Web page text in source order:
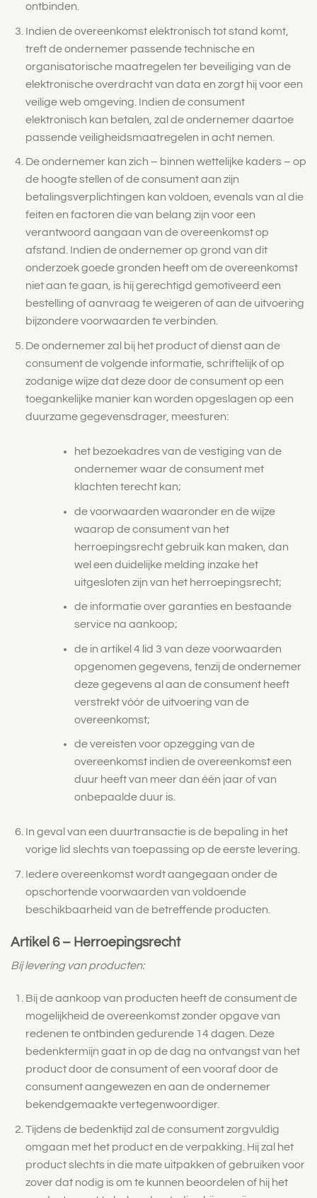
ontbinden.
Indien de overeenkomst elektronisch tot stand komt,
treft de ondernemer passende technische en
organisatorische maatregelen ter beveiliging van de
elektronische overdracht van data en zorgt hij voor een
veilige web omgeving. Indien de consument
elektronisch kan betalen, zal de ondernemer daartoe
passende veiligheidsmaatregelen in acht nemen.
De ondernemer kan zich – binnen wettelijke kaders – op
de hoogte stellen of de consument aan zijn
betalingsverplichtingen kan voldoen, evenals van al die
feiten en factoren die van belang zijn voor een
verantwoord aangaan van de overeenkomst op
afstand. Indien de ondernemer op grond van dit
onderzoek goede gronden heeft om de overeenkomst
niet aan te gaan, is hij gerechtigd gemotiveerd een
bestelling of aanvraag te weigeren of aan de uitvoering
bijzondere voorwaarden te verbinden.
De ondernemer zal bij het product of dienst aan de
consument de volgende informatie, schriftelijk of op
zodanige wijze dat deze door de consument op een
toegankelijke manier kan worden opgeslagen op een
duurzame gegevensdrager, meesturen:
het bezoekadres van de vestiging van de
ondernemer waar de consument met
klachten terecht kan;
de voorwaarden waaronder en de wijze
waarop de consument van het
herroepingsrecht gebruik kan maken, dan
wel een duidelijke melding inzake het
uitgesloten zijn van het herroepingsrecht;
de informatie over garanties en bestaande
service na aankoop;
de in artikel 4 lid 3 van deze voorwaarden
opgenomen gegevens, tenzij de ondernemer
deze gegevens al aan de consument heeft
verstrekt vóór de uitvoering van de
overeenkomst;
de vereisten voor opzegging van de
overeenkomst indien de overeenkomst een
duur heeft van meer dan één jaar of van
onbepaalde duur is.
In geval van een duurtransactie is de bepaling in het
vorige lid slechts van toepassing op de eerste levering.
Iedere overeenkomst wordt aangegaan onder de
opschortende voorwaarden van voldoende
beschikbaarheid van de betreffende producten.
Artikel 6 – Herroepingsrecht
Bij levering van producten:
Bij de aankoop van producten heeft de consument de
mogelijkheid de overeenkomst zonder opgave van
redenen te ontbinden gedurende 14 dagen. Deze
bedenktermijn gaat in op de dag na ontvangst van het
product door de consument of een vooraf door de
consument aangewezen en aan de ondernemer
bekendgemaakte vertegenwoordiger.
Tijdens de bedenktijd zal de consument zorgvuldig
omgaan met het product en de verpakking. Hij zal het
product slechts in die mate uitpakken of gebruiken voor
zover dat nodig is om te kunnen beoordelen of hij het